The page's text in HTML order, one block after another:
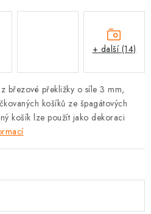
březové překližky o síle 3 mm,
košíků ze špagátových
košík lze použít jako dekoraci
+ další (14)